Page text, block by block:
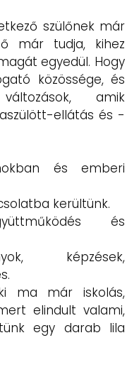
szülőnek már
már tudja, kihez
egyedül. Hogy
közössége, és
amik
ellátás és -
és emberi
kerültünk.
és
képzések,
ma már iskolás,
elindult valami,
egy darab lila